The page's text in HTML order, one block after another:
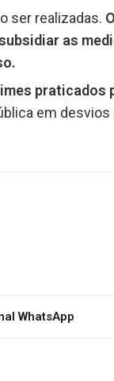
ser realizadas.
as
praticados
em
WhatsApp